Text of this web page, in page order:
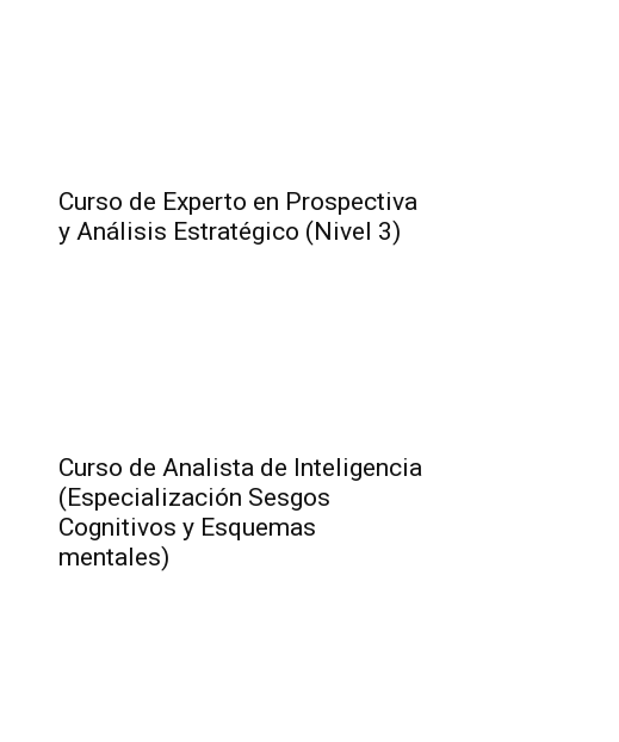
Curso de Experto en Prospectiva
y Análisis Estratégico (Nivel 3)
Curso de Analista de Inteligencia
(Especialización Sesgos
Cognitivos y Esquemas
mentales)